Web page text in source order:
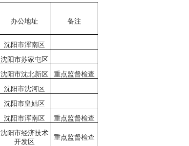
办公地址
备注
沈阳市浑南区
沈阳市苏家屯区
沈阳市沈北新区
重点监督检查
沈阳市沈河区
沈阳市皇姑区
沈阳市浑南区 重点监督检查
沈阳市经济技术
开发区
重点监督检查